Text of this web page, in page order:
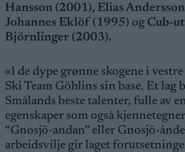
Hansson (2001), Elias
Johannes Eklöf (1995) og Cub-
Björnlinger (2003).
«I de dype grønne skogene i
Ski Team Göhlins sin base. Et lag
Smålands beste talenter, fulle av
egenskaper som også
“Gnosjö-andan” eller Gnosjö-
arbeidsvilje gir laget